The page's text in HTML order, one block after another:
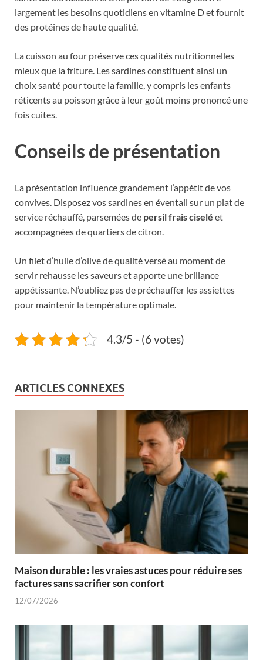
largement les besoins quotidiens en vitamine D et fournit
des protéines de haute qualité.
La cuisson au four préserve ces qualités nutritionnelles
mieux que la friture. Les sardines constituent ainsi un
choix santé pour toute la famille, y compris les enfants
réticents au poisson grâce à leur goût moins prononcé une
fois cuites.
Conseils de présentation
La présentation influence grandement l’appétit de vos
convives. Disposez vos sardines en éventail sur un plat de
service réchauffé, parsemées de persil frais ciselé et
accompagnées de quartiers de citron.
Un filet d’huile d’olive de qualité versé au moment de
servir rehausse les saveurs et apporte une brillance
appétissante. N’oubliez pas de préchauffer les assiettes
pour maintenir la température optimale.
4.3/5 - (6 votes)
ARTICLES CONNEXES
Maison durable : les vraies astuces pour réduire ses
factures sans sacrifier son confort
12/07/2026